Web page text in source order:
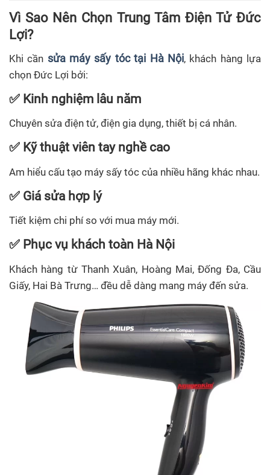
Vì Sao Nên Chọn Trung Tâm Điện Tử Đức
Lợi?
Khi cần sửa máy sấy tóc tại Hà Nội, khách hàng lựa
chọn Đức Lợi bởi:
✅ Kinh nghiệm lâu năm
Chuyên sửa điện tử, điện gia dụng, thiết bị cá nhân.
✅ Kỹ thuật viên tay nghề cao
Am hiểu cấu tạo máy sấy tóc của nhiều hãng khác nhau.
✅ Giá sửa hợp lý
Tiết kiệm chi phí so với mua máy mới.
✅ Phục vụ khách toàn Hà Nội
Khách hàng từ Thanh Xuân, Hoàng Mai, Đống Đa, Cầu
Giấy, Hai Bà Trưng… đều dễ dàng mang máy đến sửa.